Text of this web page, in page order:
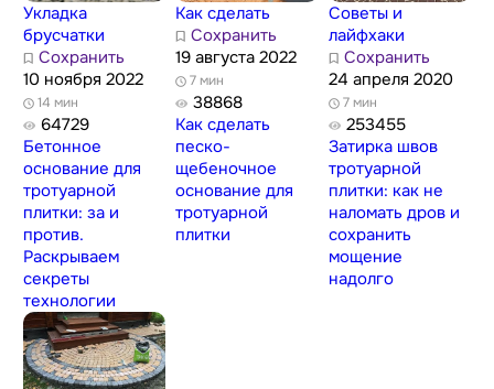
Укладка
брусчатки
Сохранить
10 ноября 2022
14 мин
64729
Бетонное
основание для
тротуарной
плитки: за и
против.
Раскрываем
секреты
технологии
Как сделать
Сохранить
19 августа 2022
7 мин
38868
Как сделать
песко-
щебеночное
основание для
тротуарной
плитки
Советы и
лайфхаки
Сохранить
24 апреля 2020
7 мин
253455
Затирка швов
тротуарной
плитки: как не
наломать дров и
сохранить
мощение
надолго